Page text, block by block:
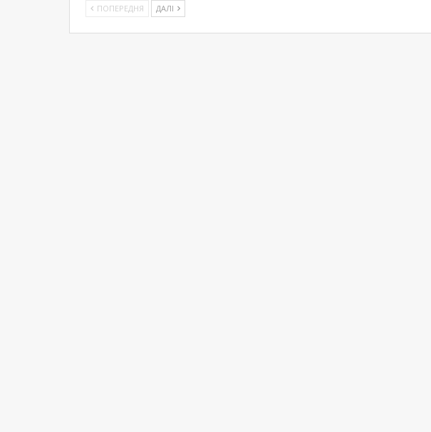
ПОПЕРЕДНЯ ДАЛІ